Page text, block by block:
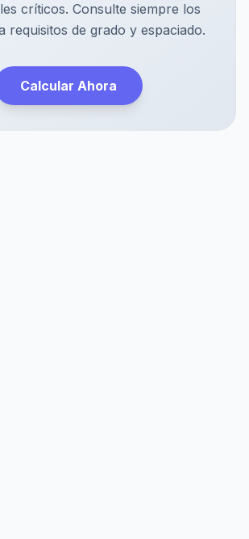
críticos. Consulte siempre los
requisitos de grado y espaciado.
Calcular Ahora